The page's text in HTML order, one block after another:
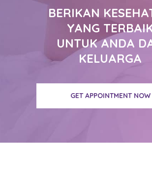
BERIKAN
YANG
UNTUK ANDA
KELUARGA
GET APPOINTMENT NOW